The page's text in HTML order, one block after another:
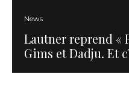
News
Lautner reprend «
Gims et Dadju. Et